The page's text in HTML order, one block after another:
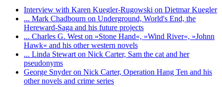
Interview with Karen Kuegler-Rugowski on Dietmar Kuegler
... Mark Chadbourn on Underground, World's End, the
Hereward-Saga and his future projects
... Charles G. West on »Stone Hand«, »Wind River«, »Johnn
Hawk« and his other western novels
... Linda Stewart on Nick Carter, Sam the cat and her
pseudonyms
George Snyder on Nick Carter, Operation Hang Ten and his
other novels and crime series